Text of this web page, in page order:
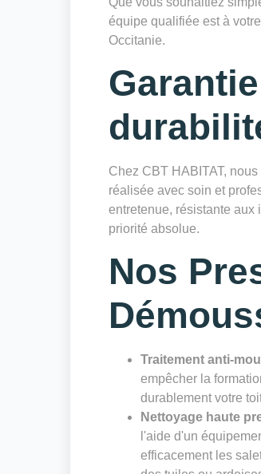
équipe qualifiée est à
Occitanie.
Chez CBT HABITAT,
réalisée avec soin et
entretenue, résistante aux
priorité absolue.
Nos
Traitement anti-
empêcher la
durablement votre
Nettoyage haute
l'aide d'un
efficacement les